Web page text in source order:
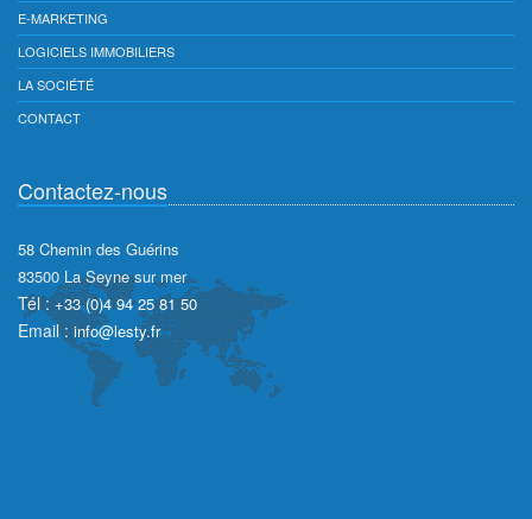
E-MARKETING
LOGICIELS IMMOBILIERS
LA SOCIÉTÉ
CONTACT
Contactez-nous
58 Chemin des Guérins
83500 La Seyne sur mer
Tél :+33 (0)4 94 25 81 50
Email :info@lesty.fr